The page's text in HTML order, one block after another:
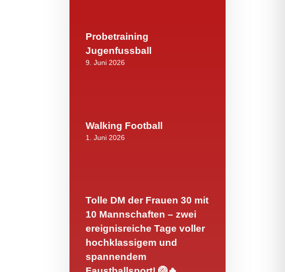
Probetraining
Jugenfussball
9. Juni 2026
Walking Football
1. Juni 2026
Tolle DM der Frauen 30 mit
10 Mannschaften – zwei
ereignisreiche Tage voller
hochklassigem und
spannendem